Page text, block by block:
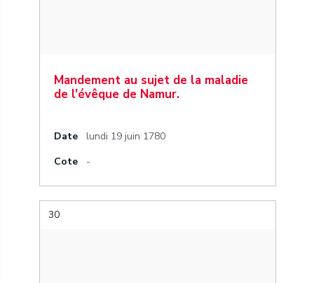
Mandement au sujet de la maladie
de l'évêque de Namur.
Date
lundi 19 juin 1780
Cote
-
30